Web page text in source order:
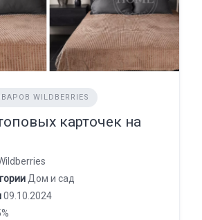
WILDBERRIES
карточек на
Дом и сад
09.10.2024